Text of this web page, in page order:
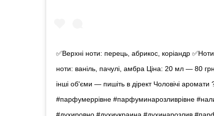
✅Верхні ноти: перець, абрикос, коріандр
ноти: ваніль, пачулі, амбра Ціна: 20 мл — 80
інші об'єми — пишіть в дірект Чоловічі
#парфумеррівне #парфуминарозливрівне
#духировно #духиукраина #духинарозлив